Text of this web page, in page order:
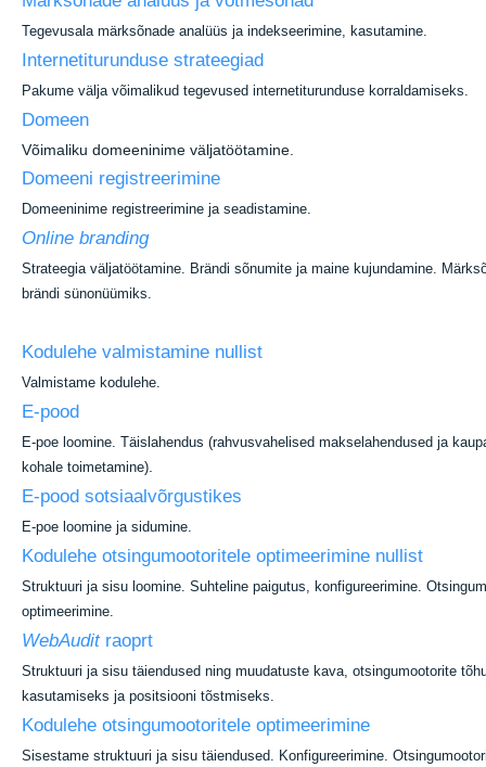
Tegevusala märksõnade analüüs ja indekseerimine, kasutamine.
Internetiturunduse strateegiad
Pakume välja võimalikud tegevused internetiturunduse korraldamiseks.
Domeen
Võimaliku domeeninime väljatöötamine.
Domeeni registreerimine
Domeeninime registreerimine ja seadistamine.
Online branding
Strateegia väljatöötamine. Brändi sõnumite ja maine kujundamine.
brändi sünonüümiks.
Kodulehe valmistamine nullist
Valmistame kodulehe.
E-pood
E-poe loomine. Täislahendus (rahvusvahelised makselahendused ja
kohale toimetamine)
E-pood sotsiaalvõrgustikes
E-poe loomine ja sidumine.
Kodulehe otsingumootoritele optimeerimine nullist
Struktuuri ja sisu loomine. Suhteline paigutus, konfigureerimine.
optimeerimine.
WebAuditraoprt
Struktuuri ja sisu täiendused ning muudatuste kava, otsingumootorite
kasutamiseks ja positsiooni tõstmiseks.
Kodulehe otsingumootoritele optimeerimine
Sisestame struktuuri ja sisu täiendused. Konfigureerimine.